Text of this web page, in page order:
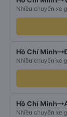
Nhiều chuyến xe
Hồ Chí Minh
Nhiều chuyến xe
Hồ Chí Minh
Nhiều chuyến xe